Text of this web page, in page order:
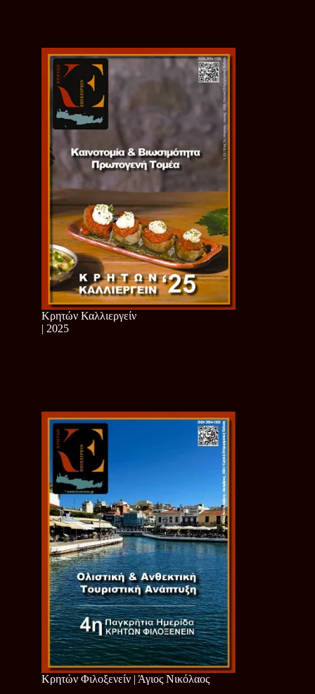
Κρητών Καλλιεργείν
| 2025
Κρητών Φιλοξενείν | Άγιος Νικόλαος